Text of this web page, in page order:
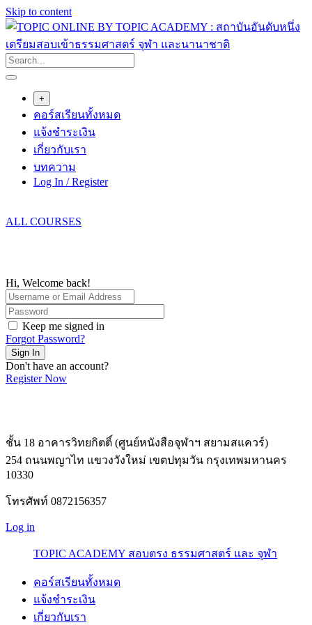
Skip to content
+
คอร์สเรียนทั้งหมด
แจ้งชำระเงิน
เกี่ยวกับเรา
บทความ
Log In / Register
ALL COURSES
Hi, Welcome back!
Keep me signed in
Forgot Password?
Sign In
Don't have an account?
Register Now
ชั้น 18 อาคารวิทยกิตติ์ (ศูนย์หนังสือจุฬาฯ สยามสแควร์)
254 ถนนพญาไท แขวงวังใหม่ เขตปทุมวัน กรุงเทพมหานคร
10330
โทรศัพท์ 0872156357
Log in
TOPIC ACADEMY สอบตรง ธรรมศาสตร์ และ จุฬา
คอร์สเรียนทั้งหมด
แจ้งชำระเงิน
เกี่ยวกับเรา